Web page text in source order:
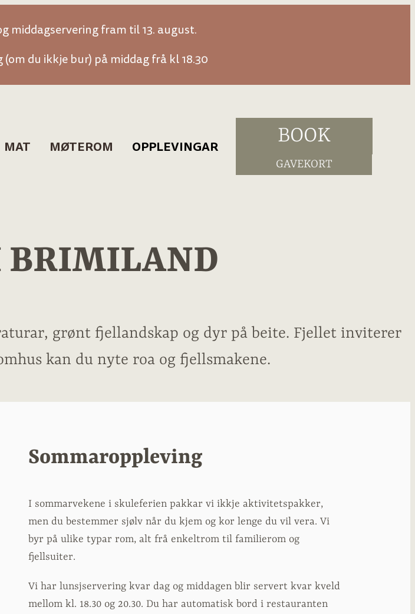
middagservering fram til 13. august.
du ikkje bur) på middag frå kl 18.30
MAT MØTEROM OPPLEVINGAR BOOK
GAVEKORT
BRIMILAND
grønt fjellandskap og dyr på beite. Fjellet inviterer
kan du nyte roa og fjellsmakene.
Sommaroppleving
I sommarvekene i skuleferien pakkar vi ikkje aktivitetspakker,
men du bestemmer sjølv når du kjem og kor lenge du vil vera. Vi
byr på ulike typar rom, alt frå enkeltrom til familierom og
fjellsuiter.
Vi har lunsjservering kvar dag og middagen blir servert kvar kveld
mellom kl. 18.30 og 20.30. Du har automatisk bord i restauranten